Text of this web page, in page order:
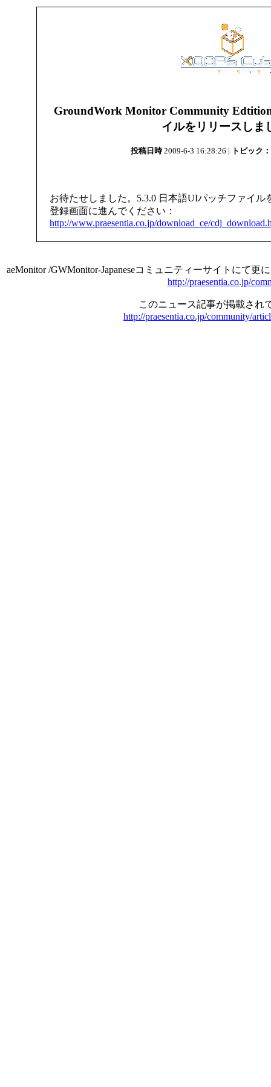
GroundWork Monitor Community
イルをリリースしま
投稿日時2009-6-3 16:28:26 | トピック：
お待たせしました。5.3.0 日本語UIパッチファイ
登録画面に進んでください：
http://www.praesentia.co.jp/download_ce/
aeMonitor /GWMonitor-Japaneseコミュニティーサイトにて
http://praesentia.co.jp/
このニュース記事が掲載され
http://praesentia.co.jp/community/